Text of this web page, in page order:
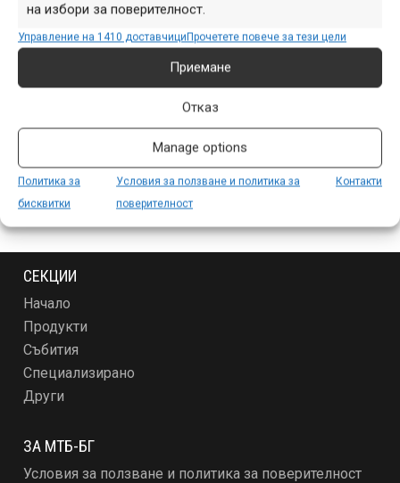
на избори за поверителност.
Управление на 1410 доставчициПрочетете повече за тези цели
Приемане
Отказ
Manage options
Политика за
бисквитки
Условия за ползване и политика за
поверителност
Контакти
ПАРТНЬОРИ
СЕКЦИИ
Начало
Продукти
Събития
Специализирано
Други
ЗА МТБ-БГ
Условия за ползване и политика за поверителност